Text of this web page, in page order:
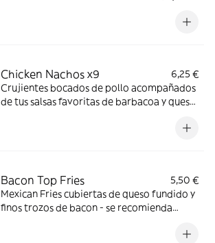
Chicken Nachos x9
6,25 €
Crujientes bocados de pollo acompañados
de tus salsas favoritas de barbacoa y queso
Bacon Top Fries
5,50 €
Mexican Fries cubiertas de queso fundido y
finos trozos de bacon - se recomienda